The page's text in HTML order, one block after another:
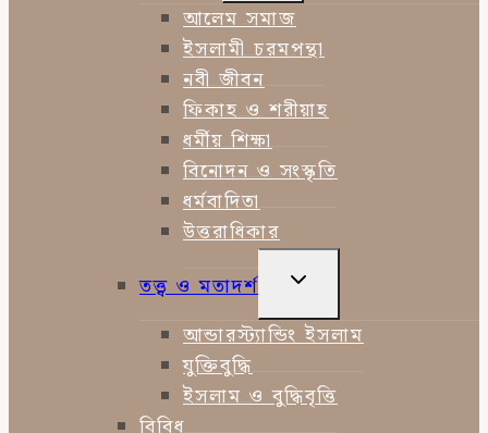
MENU
আলেম সমাজ
ইসলামী চরমপন্থা
নবী জীবন
ফিকাহ ও শরীয়াহ
ধর্মীয় শিক্ষা
বিনোদন ও সংস্কৃতি
ধর্মবাদিতা
উত্তরাধিকার
তত্ত্ব ও মতাদর্শ
TOGGLE
MENU
আন্ডারস্ট্যান্ডিং ইসলাম
যুক্তিবুদ্ধি
ইসলাম ও বুদ্ধিবৃত্তি